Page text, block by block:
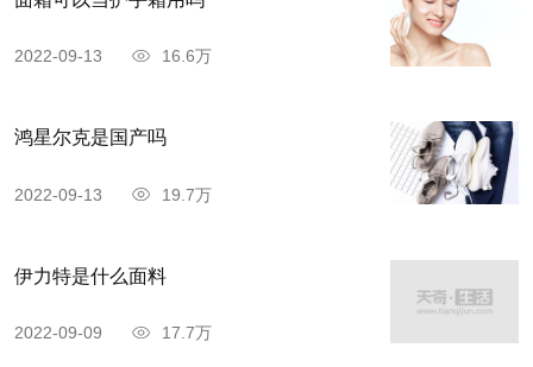
2022-09-13 16.6万
鸿星尔克是国产吗
2022-09-13 19.7万
伊力特是什么面料
2022-09-09 17.7万